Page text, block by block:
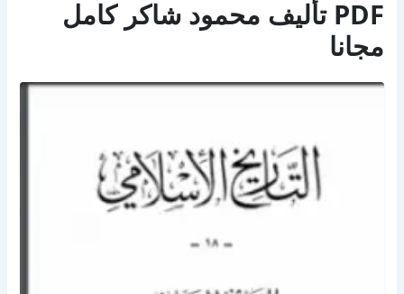
PDF تأليف محمود شاكر كامل
مجانا